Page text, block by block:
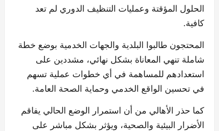
الحلول المؤقتة وعمليات التنظيف الدوري لم تعد
كافية.
المحتجون طالبوا البلدية والجهات الخدمية بوضع خطة
شاملة تنهي المعاناة بشكل نهائي، مشددين على
استعدادهم للمساهمة في أي خطوات عملية تسهم
في تحسين الواقع الخدمي وحماية الصحة العامة.
كما حذر الأهالي من أن استمرار الوضع الحالي يفاقم
الأضرار البيئية والصحية، ويؤثر بشكل مباشر على